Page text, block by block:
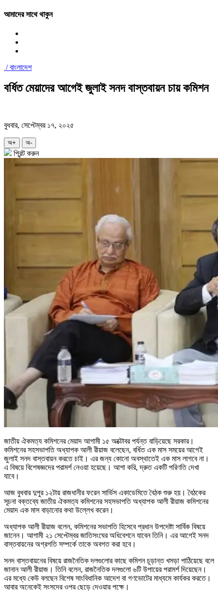
আমাদের সাথে থাকুন
/বাংলাদেশ
বর্ধিত মেয়াদের আগেই জুলাই সনদ বাস্তবায়ন চায় কমিশন
বুধবার, সেপ্টেম্বর ১৭, ২০২৫
অ+ অ-
প্রিন্ট করুন
জাতীয় ঐকমত্য কমিশনের মেয়াদ আগামী ১৫ অক্টোবর পর্যন্ত বাড়িয়েছে সরকার।
কমিশনের সহসভাপতি অধ্যাপক আলী রীয়াজ বলেছেন, বর্ধিত এক মাস সময়ের আগেই
জুলাই সনদ বাস্তবায়ন করতে চাই। এর জন্য কোনো অবস্থাতেই এক মাস লাগবে না।
এ বিষয়ে বিশেষজ্ঞদের পরামর্শ নেওয়া হয়েছে। আশা করি, দ্রুত একটি পরিণতি দেখা
যাবে।
আজ বুধবার দুপুর ১২টায় রাজধানীর ফরেন সার্ভিস একাডেমিতে বৈঠক শুরু হয়। বৈঠকের
সূচনা বক্তব্যে জাতীয় ঐকমত্য কমিশনের সহসভাপতি অধ্যাপক আলী রীয়াজ কমিশনের
মেয়াদ এক মাস বাড়ানোর কথা উল্লেখ করেন।
অধ্যাপক আলী রীয়াজ বলেন, কমিশনের সভাপতি হিসেবে প্রধান উপদেষ্টা সার্বিক বিষয়ে
জানেন। আগামী ২১ সেপ্টেম্বর জাতিসংঘের অধিবেশনে যাবেন তিনি। এর আগেই সনদ
বাস্তবায়নের অগ্রগতি সম্পর্কে তাকে অবগত করা হবে।
সনদ বাস্তবায়নের বিষয়ে রাজনৈতিক দলগুলোর কাছে কমিশন চূড়ান্ত খসড়া পাঠিয়েছে বলে
জানান আলী রীয়াজ। তিনি বলেন, রাজনৈতিক দলগুলো ৬টি উপায়ের পরামর্শ দিয়েছেন।
এর মধ্যে কেউ বলছেন বিশেষ সাংবিধানিক আদেশ বা গণভোটের মাধ্যমে কার্যকর করতে।
আবার অনেকেই সংসদের ওপর ছেড়ে দেওয়ার পক্ষে।